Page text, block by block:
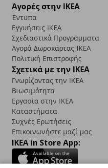
Αγορές στην IKEA
Έντυπα
Εγγυήσεις IKEA
Σχεδιαστικά Προγράμματα
Αγορά Δωρoκάρτας IKEA
Πολιτική Επιστροφής
Σχετικά με την IKEA
Γνωρίζοντας την IKEA
Βιωσιμότητα
Εργασία στην IKEA
Καταστήματα
Συχνές Ερωτήσεις
Επικοινωνήστε μαζί μας
IKEA in Store App: